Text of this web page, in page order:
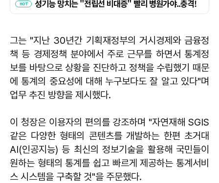
그는 "지난 30년간 기획재정부의 거시경제와 금융정
책 등 경제정책 분야에서 주로 근무를 하면서 통계정
보를 바탕으로 상황을 진단하고 정책을 수립했기 때문
에 통계의 중요성에 대해 누구보다도 잘 알고 있다"며
업무 추진 방향을 제시했다.
이 청장은 이용자의 편의를 강조하며 "자연재해 SGIS
같은 다양한 형태의 콘텐츠를 개발하는 한편 초거대
AI(인공지능) 등 최신의 정보기술을 활용해 국민들이
원하는 형태의 통계를 쉽고 빠르게 제공하는 통계서비
스 시스템을 구축할 것"을 주문했다.